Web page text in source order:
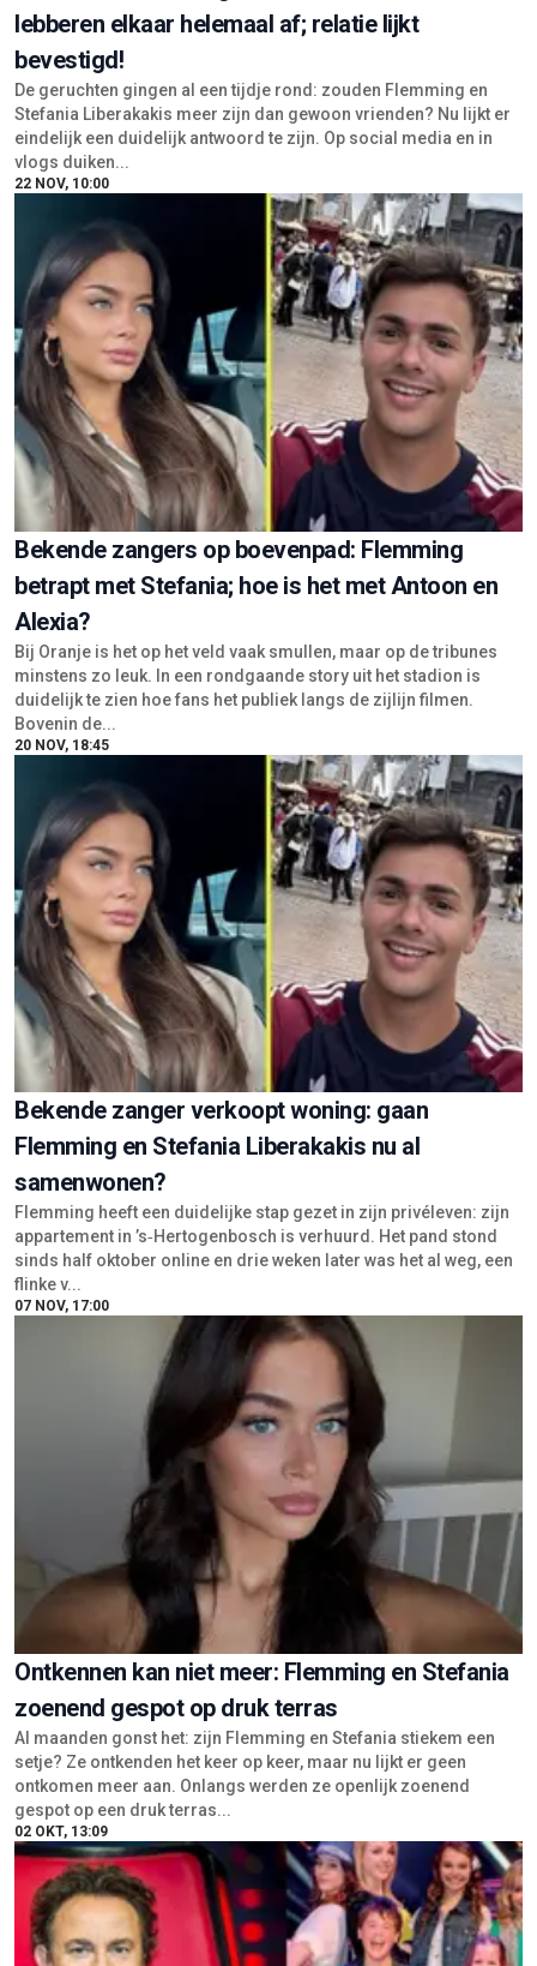
lebberen elkaar helemaal af; relatie lijkt
bevestigd!
De geruchten gingen al een tijdje rond: zouden Flemming en
Stefania Liberakakis meer zijn dan gewoon vrienden? Nu lijkt er
eindelijk een duidelijk antwoord te zijn. Op social media en in
vlogs duiken...
22 NOV, 10:00
Bekende zangers op boevenpad: Flemming
betrapt met Stefania; hoe is het met Antoon en
Alexia?
Bij Oranje is het op het veld vaak smullen, maar op de tribunes
minstens zo leuk. In een rondgaande story uit het stadion is
duidelijk te zien hoe fans het publiek langs de zijlijn filmen.
Bovenin de...
20 NOV, 18:45
Bekende zanger verkoopt woning: gaan
Flemming en Stefania Liberakakis nu al
samenwonen?
Flemming heeft een duidelijke stap gezet in zijn privéleven: zijn
appartement in ’s‑Hertogenbosch is verhuurd. Het pand stond
sinds half oktober online en drie weken later was het al weg, een
flinke v...
07 NOV, 17:00
Ontkennen kan niet meer: Flemming en Stefania
zoenend gespot op druk terras
Al maanden gonst het: zijn Flemming en Stefania stiekem een
setje? Ze ontkenden het keer op keer, maar nu lijkt er geen
ontkomen meer aan. Onlangs werden ze openlijk zoenend
gespot op een druk terras...
02 OKT, 13:09